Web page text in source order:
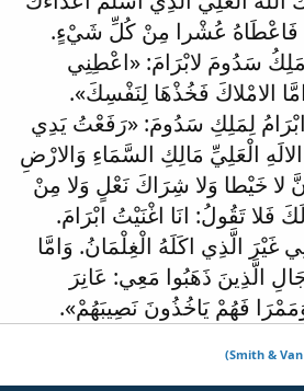
فَاعْطَاهُ عُشْرا مِنْ كُلِّ شَيْءٍ.
سَدُومَ لابْرَامَ: «اعْطِنِي
الامْلاكَ فَخُذْهَا لِنَفْسِكَ».
لِمَلِكِ سَدُومَ: «رَفَعْتُ يَدِي
الْعَلِيِّ مَالِكِ السَّمَاءِ وَالارْضِ
لا خَيْطا وَلا شِرَاكَ نَعْلٍ وَلا مِنْ
فَلا تَقُولُ: انَا اغْنَيْتُ ابْرَامَ.
غَيْرَ الَّذِي اكَلَهُ الْغِلْمَانُ. وَامَّا
الَّذِينَ ذَهَبُوا مَعِي: عَانِرَ
فَهُمْ يَاخُذُونَ نَصِيبَهُمْ».